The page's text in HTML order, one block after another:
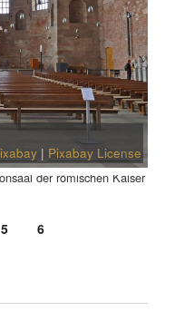
| Pixabay License
der römischen Kaiser
5 6